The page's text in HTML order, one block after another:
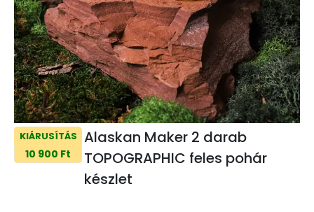
KIÁRUSÍTÁS
10 900 Ft
Alaskan Maker 2 darab
TOPOGRAPHIC feles pohár
készlet